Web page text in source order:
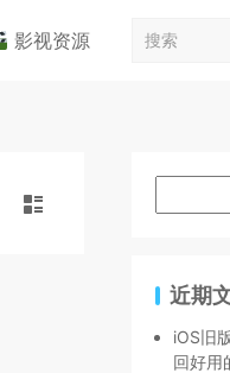
影视资源
近期
iOS旧
回好用